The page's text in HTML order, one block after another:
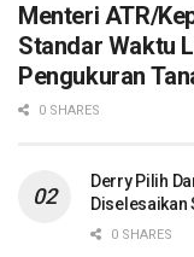
Menteri ATR/
Standar Waktu
Pengukuran
0 SHARES
Derry Pilih
Diselesaikan
0 SHARES